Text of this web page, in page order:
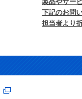
下記のお問
担当者より